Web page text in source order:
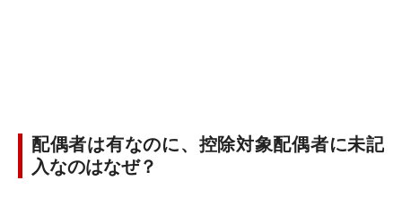
配偶者は有なのに、控除対象配偶者に未記
入なのはなぜ？